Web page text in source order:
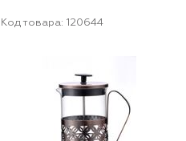
Код товара: 120644